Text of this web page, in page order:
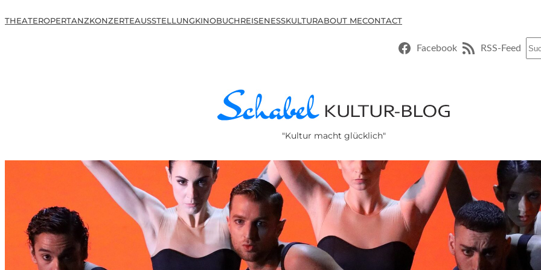
THEATEROPERTANZKONZERTEAUSSTELLUNGKINOBUCHREISENESSKULTURABOUT MECONTACT
Facebook RSS-Feed
"Kultur macht glücklich"